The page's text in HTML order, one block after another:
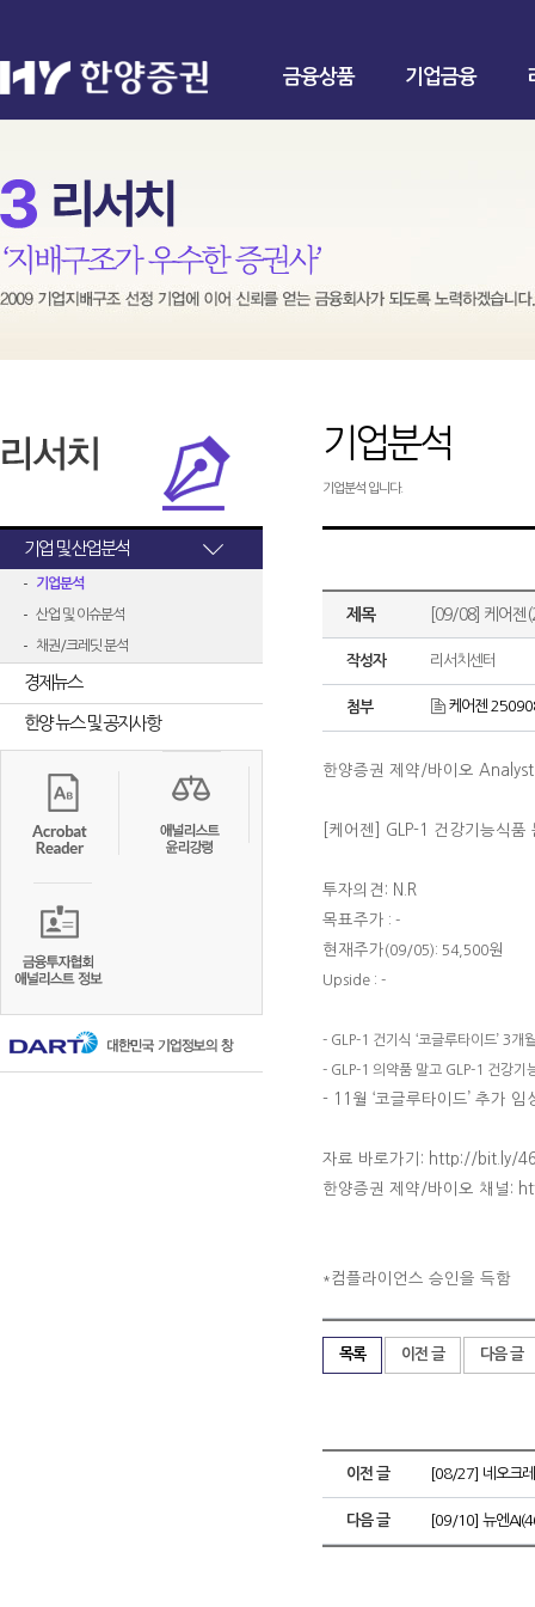
금융상품 기업금융
기업 및 산업분석
기업분석
산업 및 이슈분석
채권/크레딧 분석
경제뉴스
한양 뉴스 및 공지사항
기업분석
기업분석 입니다.
제목 [09/08] 케어젠
작성자 리서치센터
첨부 케어젠
한양증권 제약/바이오
[케어젠] GLP-1 건강기능식품
투자의견: N.R
목표주가 : -
현재주가(09/05): 54,500원
Upside : -
- GLP-1 건기식 ‘코글루타이드’ 3
- GLP-1 의약품 말고 GLP-1 건강기
- 11월 ‘코글루타이드’ 추가
자료 바로가기: http://bit.ly/
한양증권 제약/바이오 채널 :
*컴플라이언스 승인을 득함
목록 이전 글 다음 글
이전 글 [08/27] 네오크
다음 글 [09/10] 뉴엔